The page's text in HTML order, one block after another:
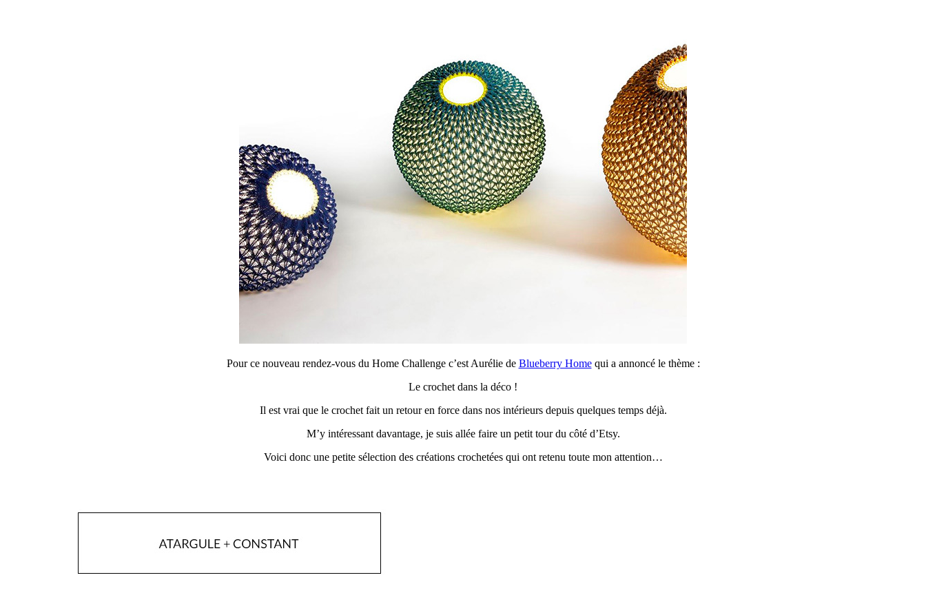
Pour ce nouveau rendez-vous du Home Challenge c’est Aurélie de Blueberry Homequi a annoncé le thème :
Le crochet dans la déco !
Il est vrai que le crochet fait un retour en force dans nos intérieurs depuis quelques temps déjà.
M’y intéressant davantage, je suis allée faire un petit tour du côté d’Etsy.
Voici donc une petite sélection des créations crochetées qui ont retenu toute mon attention…